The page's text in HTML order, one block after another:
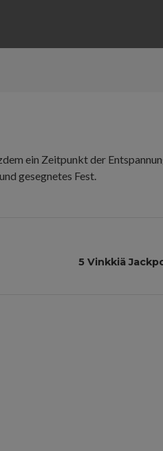
ein Zeitpunkt der
gesegnetes Fest.
5 Vinkkiä